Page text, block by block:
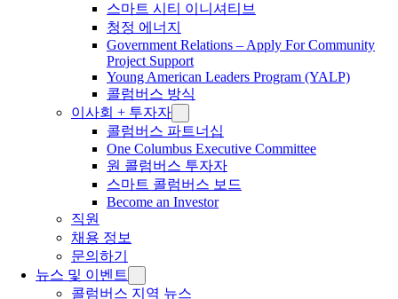
스마트 시티 이니셔티브
청정 에너지
Government Relations – Apply For Community
Project Support
Young American Leaders Program (YALP)
콜럼버스 방식
이사회 + 투자자
콜럼버스 파트너십
One Columbus Executive Committee
원 콜럼버스 투자자
스마트 콜럼버스 보드
Become an Investor
직원
채용 정보
문의하기
뉴스 및 이벤트
콜럼버스 지역 뉴스